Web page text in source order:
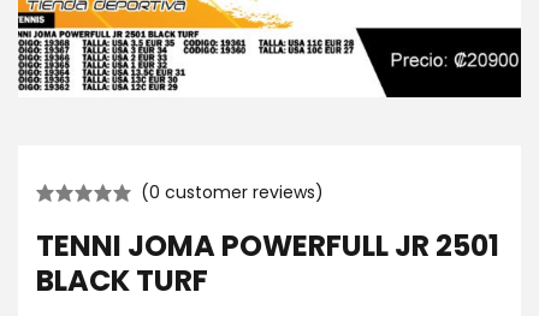
(0 customer reviews)
TENNI JOMA POWERFULL JR 2501
BLACK TURF